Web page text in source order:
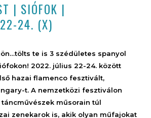
| SIÓFOK |
24. (X)
te is 3 szédületes spanyol
2022. július 22-24. között
hazai flamenco fesztivált,
t. A nemzetközi fesztiválon
műsorain túl
zenekarok is, akik olyan műfajokat